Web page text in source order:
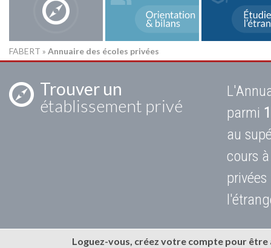
FABERT » Annuaire des écoles privées
Trouver un
établissement privé
parmi
au
cours
Loguez-vous, créez votre compte pour